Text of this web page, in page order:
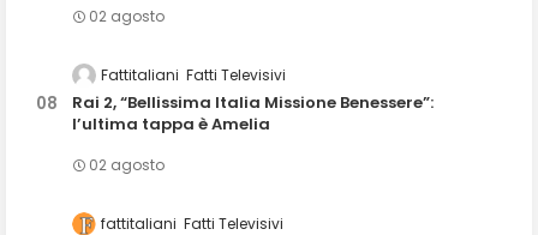
02 agosto
Fattitaliani Fatti Televisivi
Rai 2, “Bellissima Italia Missione Benessere”:
l’ultima tappa è Amelia
02 agosto
fattitaliani Fatti Televisivi